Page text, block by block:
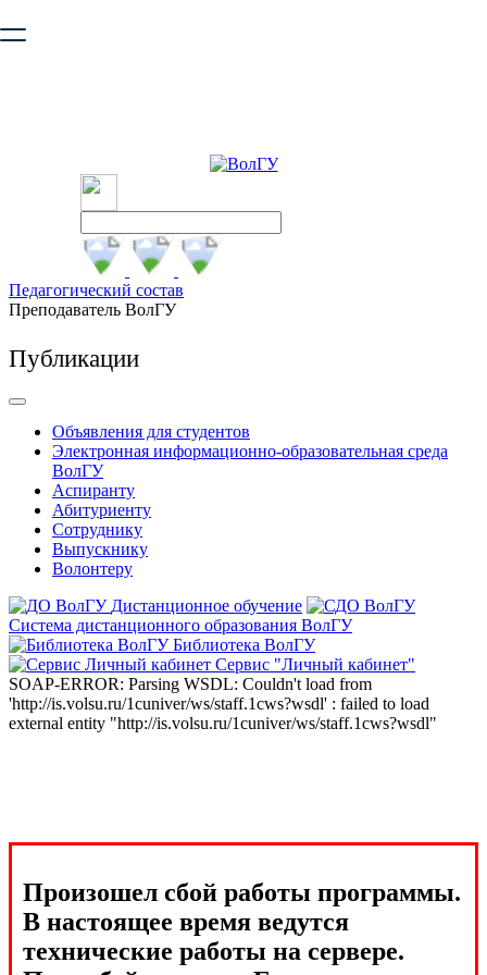
безопасную работу с сайтом. Пожалуйста
Педагогический состав
Преподаватель ВолГУ
Публикации
Объявления для студентов
Электронная информационно-образовательная среда
ВолГУ
Аспиранту
Абитуриенту
Сотруднику
Выпускнику
Волонтеру
Дистанционное обучение
Система дистанционного образования ВолГУ
Библиотека ВолГУ
Сервис "Личный кабинет"
SOAP-ERROR: Parsing WSDL: Couldn't load from
'http://is.volsu.ru/1cuniver/ws/staff.1cws?wsdl' : failed to load
external entity "http://is.volsu.ru/1cuniver/ws/staff.1cws?wsdl"
Произошел сбой работы программы.
В настоящее время ведутся
технические работы на сервере.